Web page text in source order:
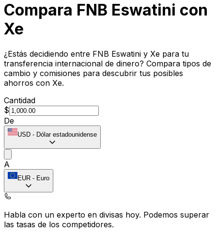
Compara FNB Eswatini con
Xe
¿Estás decidiendo entre FNB Eswatini y Xe para tu
transferencia internacional de dinero? Compara tipos de
cambio y comisiones para descubrir tus posibles
ahorros con Xe.
Cantidad
$
De
USD - Dólar estadounidense
A
EUR - Euro
Habla con un experto en divisas hoy. Podemos superar
las tasas de los competidores.